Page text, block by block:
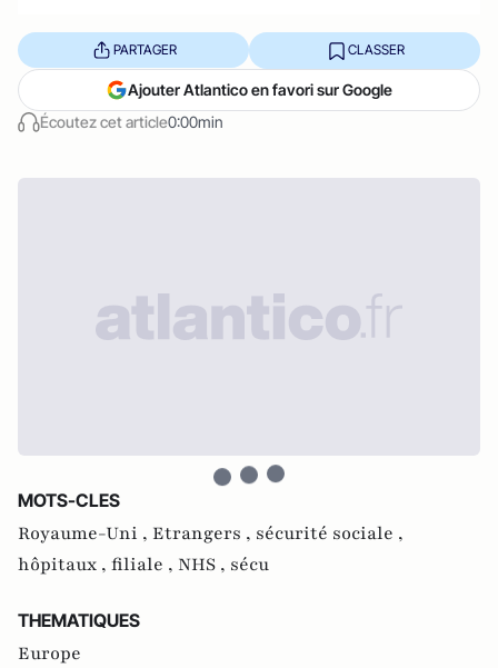
Écoutez cet article0:00min
PARTAGER CLASSER
Ajouter Atlantico en favori sur Google
MOTS-CLES
Royaume-Uni , Etrangers , sécurité sociale ,
hôpitaux , filiale , NHS , sécu
THEMATIQUES
Europe